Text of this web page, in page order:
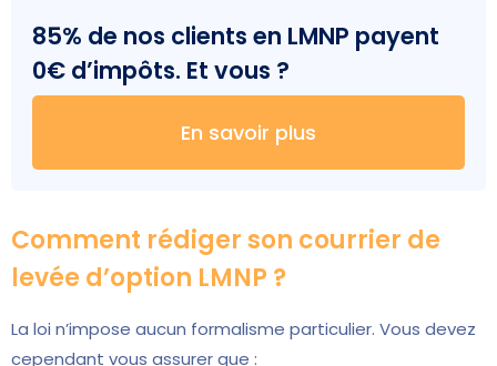
85% de nos clients en LMNP payent
0€ d’impôts. Et vous ?
En savoir plus
Comment rédiger son courrier de
levée d’option LMNP ?
La loi n’impose aucun formalisme particulier. Vous devez
cependant vous assurer que :